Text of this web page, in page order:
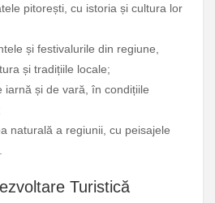
pitorești, cu istoria și cultura lor
și festivalurile din regiune,
și tradițiile locale;
iarnă și de vară, în condițiile
naturală a regiunii, cu peisajele
Turistică